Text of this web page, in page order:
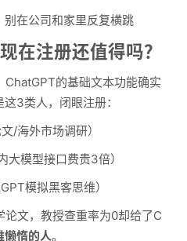
在公司和家里反复横跳
在注册还值得吗？
的基础文本功能确实
3类人，闭眼注册：
/海外市场调研）
模型接口费贵3倍）
模拟黑客思维）
文，教授查重率为0却给了C
懒惰的人。